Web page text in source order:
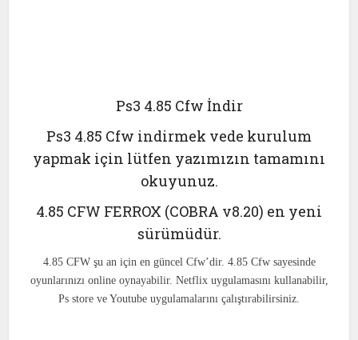
Ps3 4.85 Cfw İndir
Ps3 4.85 Cfw indirmek vede kurulum
yapmak için lütfen yazımızın tamamını
okuyunuz.
4.85 CFW FERROX (COBRA v8.20) en yeni
sürümüdür.
4.85 CFW şu an için en güncel Cfw’dir. 4.85 Cfw sayesinde
oyunlarınızı online oynayabilir. Netflix uygulamasını kullanabilir,
Ps store ve Youtube uygulamalarını çalıştırabilirsiniz.